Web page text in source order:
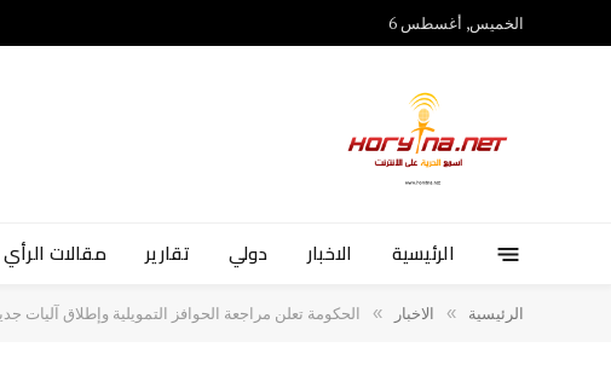
الخميس, أغسطس 6
الرئيسية الاخبار دولي تقارير مقالات الرأي
الرئيسية » الاخبار » الحكومة تعلن مراجعة الحوافز التمويلية وإطلاق آليات